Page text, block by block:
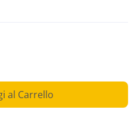
al Carrello